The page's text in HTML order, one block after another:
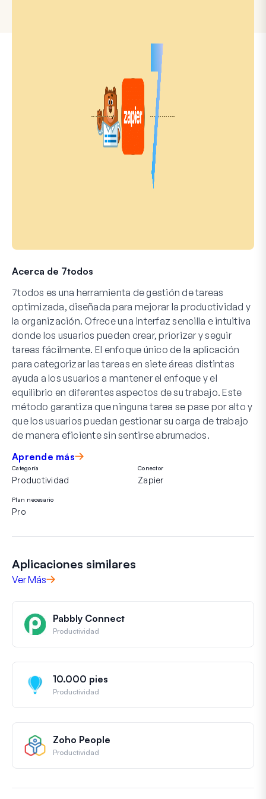
Acerca de 7todos
7todos es una herramienta de gestión de tareas
optimizada, diseñada para mejorar la productividad y
la organización. Ofrece una interfaz sencilla e intuitiva
donde los usuarios pueden crear, priorizar y seguir
tareas fácilmente. El enfoque único de la aplicación
para categorizar las tareas en siete áreas distintas
ayuda a los usuarios a mantener el enfoque y el
equilibrio en diferentes aspectos de su trabajo. Este
método garantiza que ninguna tarea se pase por alto y
que los usuarios puedan gestionar su carga de trabajo
de manera eficiente sin sentirse abrumados.
Aprende más
Categoría
Productividad
Conector
Zapier
Plan necesario
Pro
Aplicaciones similares
Ver Más
Pabbly Connect
Productividad
10.000 pies
Productividad
Zoho People
Productividad